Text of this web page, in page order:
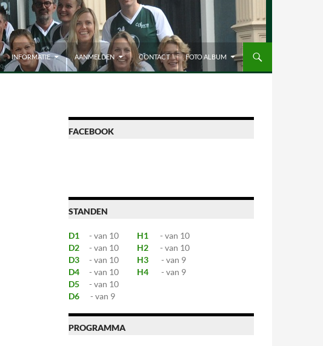
INFORMATIE AANMELDEN CONTACT FOTO ALBUM
FACEBOOK
STANDEN
D1 - van 10 H1
- van 10
D2
- van 10 H2
- van 10
D3
- van 10 H3
- van 9
D4
- van 10 H4
- van 9
D5
- van 10
D6
- van 9
PROGRAMMA